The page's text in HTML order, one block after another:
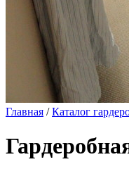
Главная /Каталог